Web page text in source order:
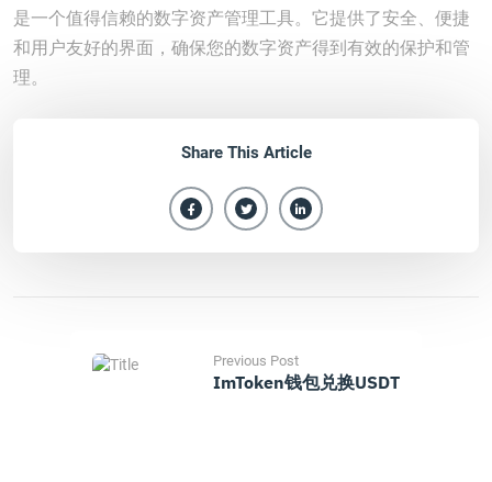
是一个值得信赖的数字资产管理工具。它提供了安全、便捷
和用户友好的界面，确保您的数字资产得到有效的保护和管
理。
Share This Article
Previous Post
ImToken钱包兑换USDT